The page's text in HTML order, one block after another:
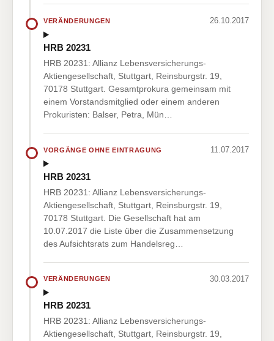
VERÄNDERUNGEN 26.10.2017
HRB 20231
HRB 20231: Allianz Lebensversicherungs-
Aktiengesellschaft, Stuttgart, Reinsburgstr. 19,
70178 Stuttgart. Gesamtprokura gemeinsam mit
einem Vorstandsmitglied oder einem anderen
Prokuristen: Balser, Petra, Mün…
VORGÄNGE OHNE EINTRAGUNG 11.07.2017
HRB 20231
HRB 20231: Allianz Lebensversicherungs-
Aktiengesellschaft, Stuttgart, Reinsburgstr. 19,
70178 Stuttgart. Die Gesellschaft hat am
10.07.2017 die Liste über die Zusammensetzung
des Aufsichtsrats zum Handelsreg…
VERÄNDERUNGEN 30.03.2017
HRB 20231
HRB 20231: Allianz Lebensversicherungs-
Aktiengesellschaft, Stuttgart, Reinsburgstr. 19,